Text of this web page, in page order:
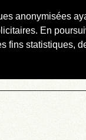
anonymisées
En
fins statistiques,